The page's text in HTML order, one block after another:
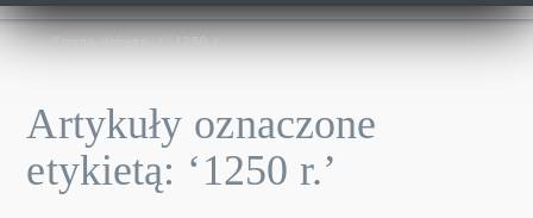
Strona główna 1250 r.
Artykuły oznaczone
etykietą: ‘1250 r.’